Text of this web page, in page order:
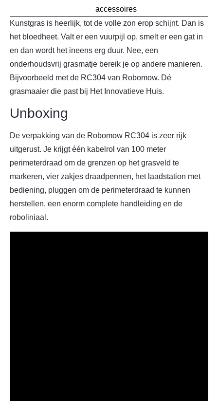
accessoires
Kunstgras is heerlijk, tot de volle zon erop schijnt. Dan is
het bloedheet. Valt er een vuurpijl op, smelt er een gat in
en dan wordt het ineens erg duur. Nee, een
onderhoudsvrij grasmatje bereik je op andere manieren.
Bijvoorbeeld met de RC304 van Robomow. Dé
grasmaaier die past bij Het Innovatieve Huis.
Unboxing
De verpakking van de Robomow RC304 is zeer rijk
uitgerust. Je krijgt één kabelrol van 100 meter
perimeterdraad om de grenzen op het grasveld te
markeren, vier zakjes draadpennen, het laadstation met
bediening, pluggen om de perimeterdraad te kunnen
herstellen, een enorm complete handleiding en de
roboliniaal.